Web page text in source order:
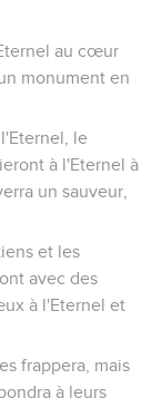
au cœur
monument en
le
à l'Eternel à
un sauveur,
et les
avec des
à l'Eternel et
frappera, mais
à leurs